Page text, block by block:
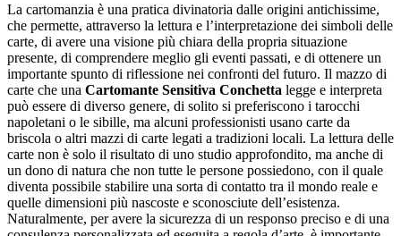
La cartomanzia è una pratica divinatoria dalle origini antichissime,
che permette, attraverso la lettura e l’interpretazione dei simboli delle
carte, di avere una visione più chiara della propria situazione
presente, di comprendere meglio gli eventi passati, e di ottenere un
importante spunto di riflessione nei confronti del futuro. Il mazzo di
carte che una Cartomante Sensitiva Conchetta legge e interpreta
può essere di diverso genere, di solito si preferiscono i tarocchi
napoletani o le sibille, ma alcuni professionisti usano carte da
briscola o altri mazzi di carte legati a tradizioni locali. La lettura delle
carte non è solo il risultato di uno studio approfondito, ma anche di
un dono di natura che non tutte le persone possiedono, con il quale
diventa possibile stabilire una sorta di contatto tra il mondo reale e
quelle dimensioni più nascoste e sconosciute dell’esistenza.
Naturalmente, per avere la sicurezza di un responso preciso e di una